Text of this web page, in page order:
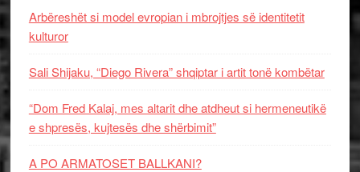
Arbëreshët si model evropian i mbrojtjes së identitetit
kulturor
Sali Shijaku, “Diego Rivera” shqiptar i artit tonë kombëtar
“Dom Fred Kalaj, mes altarit dhe atdheut si hermeneutikë
e shpresës, kujtesës dhe shërbimit”
A PO ARMATOSET BALLKANI?